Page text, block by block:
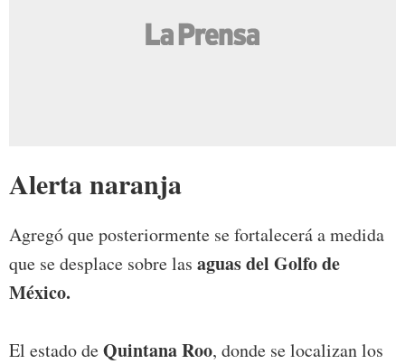
Alerta naranja
Agregó que posteriormente se fortalecerá a medida
que se desplace sobre las aguas del Golfo de
México.
El estado deQuintana Roo, donde se localizan los